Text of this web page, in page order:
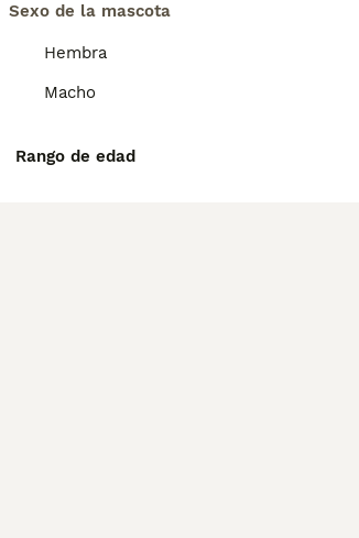
Sexo de la mascota
Hembra
Macho
Rango de edad